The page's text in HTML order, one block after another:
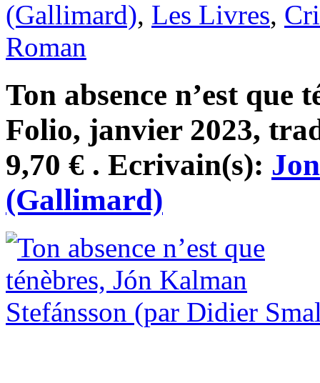
(Gallimard), Les Livres,
Roman
Ton absence n’est que
Folio, janvier 2023,
9,70 € . Ecrivain(s):
(Gallimard)